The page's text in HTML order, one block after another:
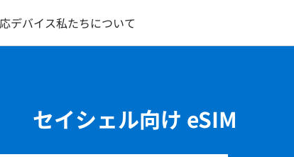
デバイス私たちについて
セイシェル向け eSIM